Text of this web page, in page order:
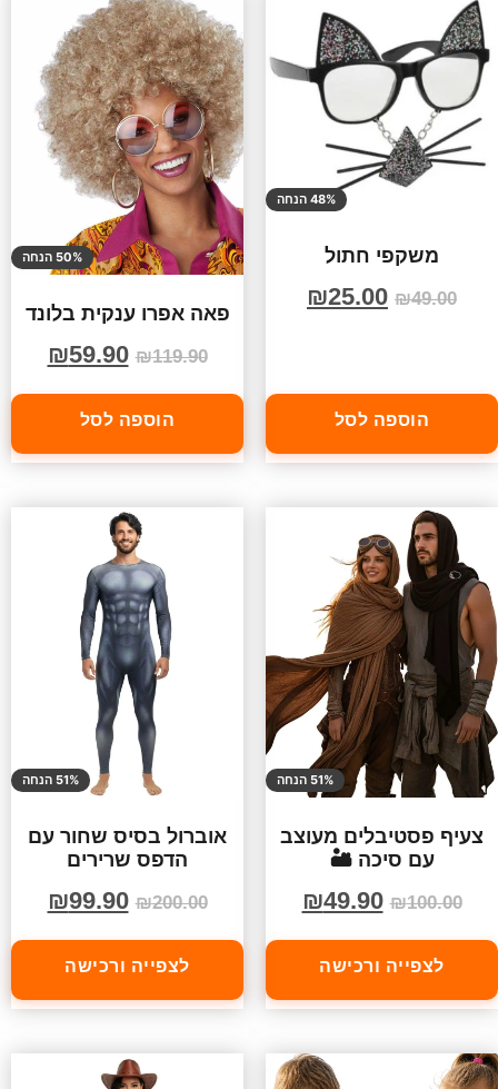
48% הנחה
משקפי חתול
₪49.00
₪25.00
הוספה לסל
50% הנחה
פאה אפרו ענקית בלונד
₪119.90
₪59.90
הוספה לסל
51% הנחה
צעיף פסטיבלים מעוצב
עם סיכה 🏜️
₪100.00
₪49.90
לצפייה ורכישה
51% הנחה
אוברול בסיס שחור עם
הדפס שרירים
₪200.00
₪99.90
לצפייה ורכישה